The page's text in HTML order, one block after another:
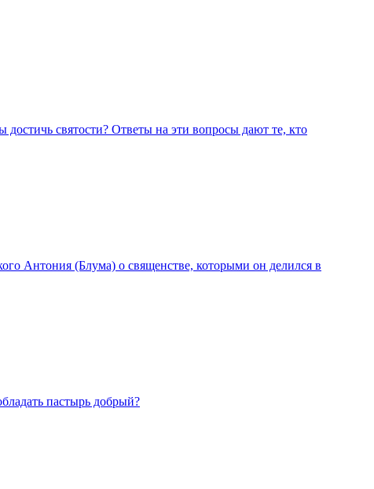
достичь святости? Ответы на эти вопросы дают те, кто
Антония (Блума) о священстве, которыми он делился в
пастырь добрый?